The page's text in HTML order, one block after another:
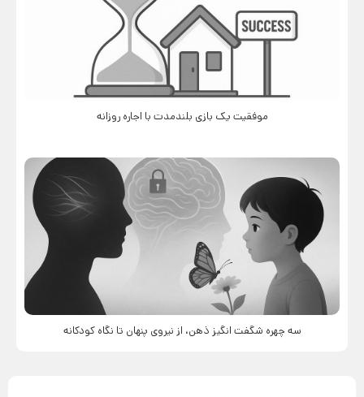
موفقیت یک بازی بلندمدت با اجاره روزانه
سه چهره شگفت انگیز ذهن، از نیروی پنهان تا نگاه کودکانه